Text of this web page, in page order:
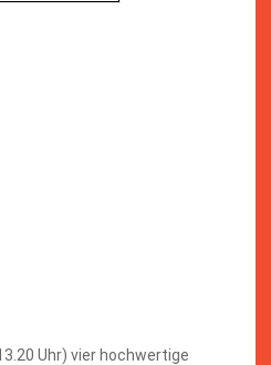
Uhr) vier hochwertige